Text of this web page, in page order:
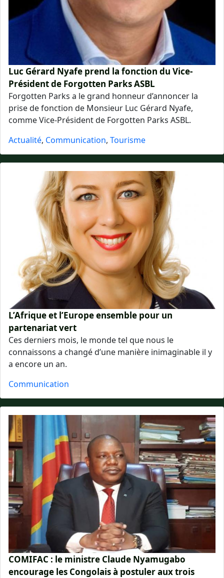
Luc Gérard Nyafe prend la fonction du Vice-
Président de Forgotten Parks ASBL
Forgotten Parks a le grand honneur d’annoncer la
prise de fonction de Monsieur Luc Gérard Nyafe,
comme Vice-Président de Forgotten Parks ASBL.
Actualité, Communication, Tourisme
L’Afrique et l’Europe ensemble pour un
partenariat vert
Ces derniers mois, le monde tel que nous le
connaissons a changé d’une manière inimaginable il y
a encore un an.
Communication
COMIFAC : le ministre Claude Nyamugabo
encourage les Congolais à postuler aux trois